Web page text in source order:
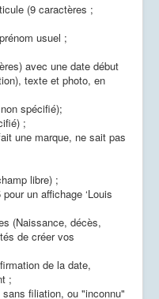
(9 caractères ;
usuel ;
avec une date début
texte et photo, en
spécifié);
;
une marque, ne sait pas
libre) ;
un affichage ‘Louis
(Naissance, décès,
de créer vos
de la date,
;
filiation, ou "inconnu"